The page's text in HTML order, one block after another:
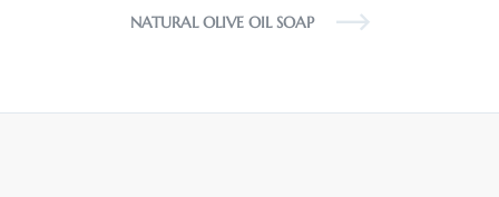
NATURAL OLIVE OIL SOAP